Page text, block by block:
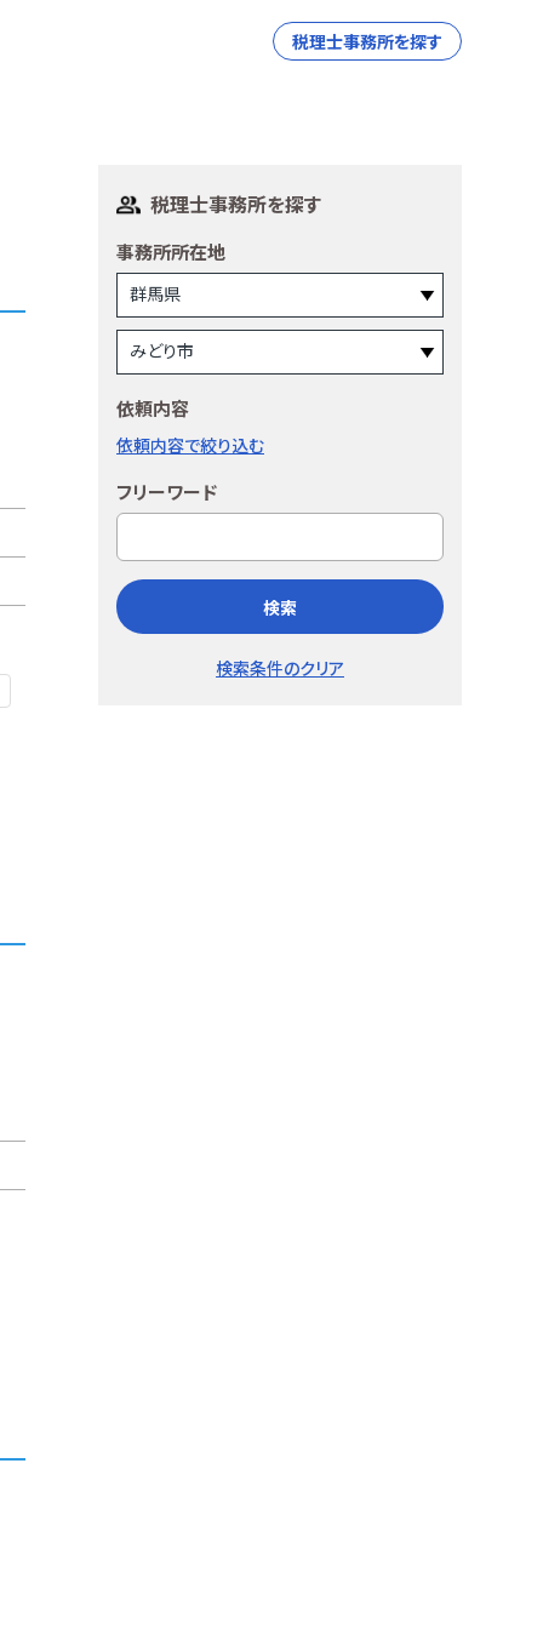
税理士事務所を探す
税理士事務所を探す
事務所所在地
依頼内容
依頼内容で絞り込む
フリーワード
検索
検索条件のクリア